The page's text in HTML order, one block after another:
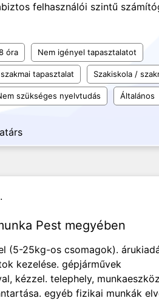
felhasználói szintű
óra Nem igényel tapasztalatot
tapasztalat Szakiskola /
szükséges nyelvtudás Általános
Pest megyében
(5-25kg-os csomagok).
kezelése. gépjárművek
kézzel. telephely,
egyéb fizikai munkák